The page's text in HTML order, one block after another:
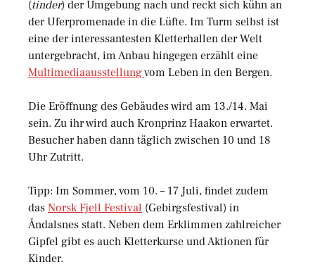
(tinder) der Umgebung nach und reckt sich kühn an
der Uferpromenade in die Lüfte. Im Turm selbst ist
eine der interessantesten Kletterhallen der Welt
untergebracht, im Anbau hingegen erzählt eine
Multimediaausstellungvom Leben in den Bergen.
Die Eröffnung des Gebäudes wird am 13./14. Mai
sein. Zu ihr wird auch Kronprinz Haakon erwartet.
Besucher haben dann täglich zwischen 10 und 18
Uhr Zutritt.
Tipp: Im Sommer, vom 10. – 17 Juli, findet zudem
das Norsk Fjell Festival (Gebirgsfestival) in
Åndalsnes statt. Neben dem Erklimmen zahlreicher
Gipfel gibt es auch Kletterkurse und Aktionen für
Kinder.